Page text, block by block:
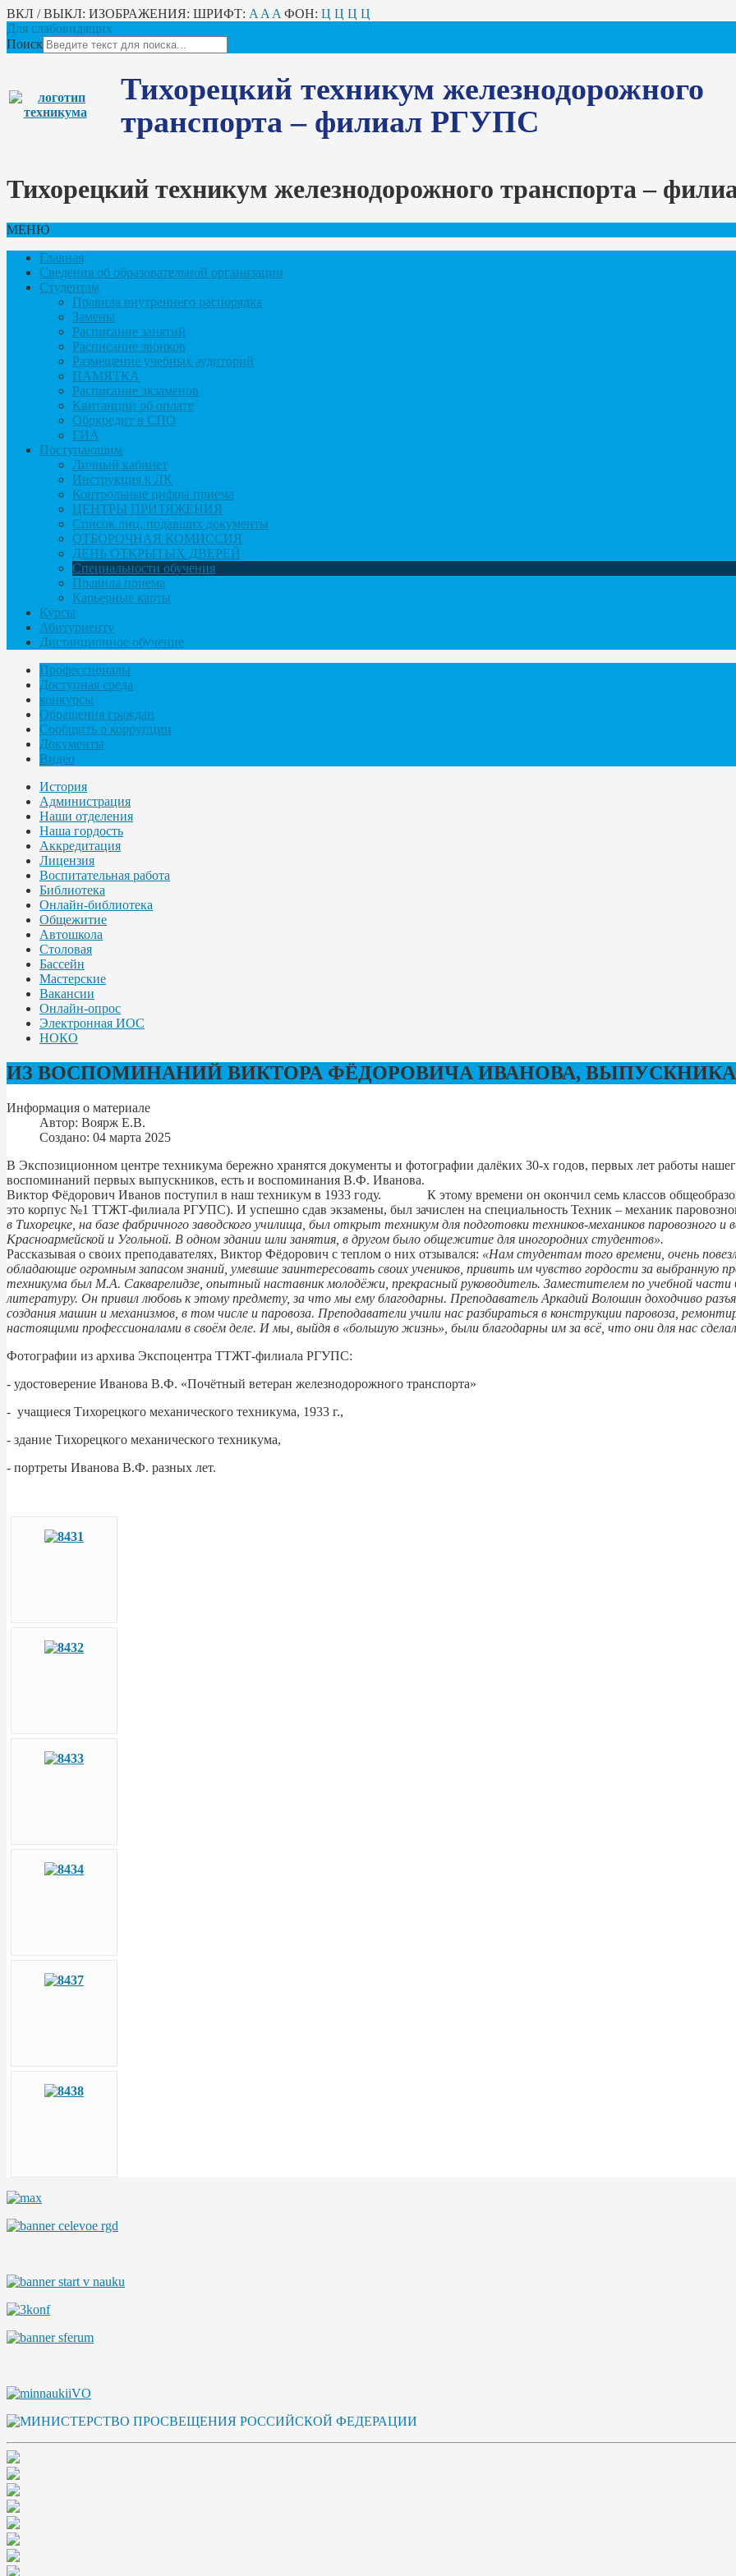
ВКЛ / ВЫКЛ: ИЗОБРАЖЕНИЯ: ШРИФТ: A A A ФОН: Ц Ц Ц Ц
Для слабовидящих
Поиск
Тихорецкий техникум железнодорожного
транспорта – филиал РГУПС
Тихорецкий техникум железнодорожного транспорта –
МЕНЮ
Главная
Сведения об образовательной организации
Студентам
Правила внутреннего распорядка
Замены
Расписание занятий
Расписание звонков
Размещение учебных аудиторий
ПАМЯТКА
Расписание экзаменов
Квитанции об оплате
Обркредит в СПО
ГИА
Поступающим
Личный кабинет
Инструкция к ЛК
Контрольные цифры приема
ЦЕНТРЫ ПРИТЯЖЕНИЯ
Список лиц, подавших документы
ОТБОРОЧНАЯ КОМИССИЯ
ДЕНЬ ОТКРЫТЫХ ДВЕРЕЙ
Специальности обучения
Правила приема
Карьерные карты
Курсы
Абитуриенту
Дистанционное обучение
Профессионалы
Доступная среда
конкурсы
Обращения граждан
Сообщить о коррупции
Документы
Видео
История
Администрация
Наши отделения
Наша гордость
Аккредитация
Лицензия
Воспитательная работа
Библиотека
Онлайн-библиотека
Общежитие
Автошкола
Столовая
Бассейн
Мастерские
Вакансии
Онлайн-опрос
Электронная ИОС
НОКО
ИЗ ВОСПОМИНАНИЙ ВИКТОРА ФЁДОРОВИЧА ИВАНОВА, ВЫПУСКНИКА
Информация о материале
Автор: Воярж Е.В.
Создано: 04 марта 2025
В Экспозиционном центре техникума бережно хранятся документы и фотографии далёких 30-х годов, первых лет работы
воспоминаний первых выпускников, есть и воспоминания В.Ф. Иванова.
Виктор Фёдорович Иванов поступил в наш техникум в 1933 году. К этому времени он окончил семь классов
это корпус №1 ТТЖТ-филиала РГУПС). И успешно сдав экзамены, был зачислен на специальность Техник – механик
в Тихорецке, на базе фабричного заводского училища, был открыт техникум для подготовки техников-механиков паровозного и
Красноармейской и Угольной. В одном здании шли занятия, в другом было общежитие для иногородних студентов».
Рассказывая о своих преподавателях, Виктор Фёдорович с теплом о них отзывался: «Нам студентам того времени, очень
обладающие огромным запасом знаний, умевшие заинтересовать своих учеников, привить им чувство гордости за выбранную
техникума был М.А. Сакварелидзе, опытный наставник молодёжи, прекрасный руководитель. Заместителем по учебной части
литературу. Он привил любовь к этому предмету, за что мы ему благодарны. Преподаватель Аркадий Волошин доходчиво
создания машин и механизмов, в том числе и паровоза. Преподаватели учили нас разбираться в конструкции паровоза,
настоящими профессионалами в своём деле. И мы, выйдя в «большую жизнь», были благодарны им за всё, что они для нас
Фотографии из архива Экспоцентра ТТЖТ-филиала РГУПС:
- удостоверение Иванова В.Ф. «Почётный ветеран железнодорожного транспорта»
- учащиеся Тихорецкого механического техникума, 1933 г.,
- здание Тихорецкого механического техникума,
- портреты Иванова В.Ф. разных лет.